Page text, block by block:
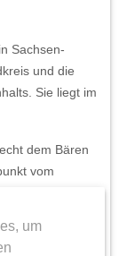
um
Sachsen-
und die
Sie liegt im
dem Bären
vom
eine
Parks